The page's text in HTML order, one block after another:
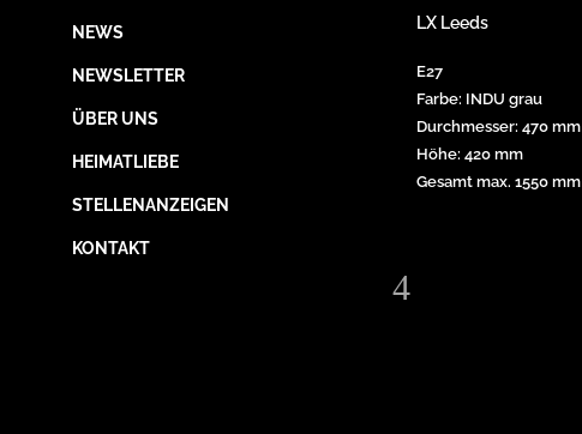
NEWS
NEWSLETTER
ÜBER UNS
HEIMATLIEBE
STELLENANZEIGEN
KONTAKT
LX Leeds
E27
Farbe: INDU grau
Durchmesser: 470 mm
Höhe: 420 mm
Gesamt max. 1550 mm